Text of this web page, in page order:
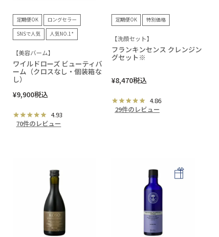
定期便OK
ロングセラー
SNSで人気
人気NO.1*
【美容バーム】
ワイルドローズ ビューティバ
ーム（クロスなし・個装箱な
し）
¥9,900税込
4.93
70件のレビュー
定期便OK 特別価格
【洗顔セット】
フランキンセンス クレンジン
グセット※
¥8,470税込
4.86
29件のレビュー